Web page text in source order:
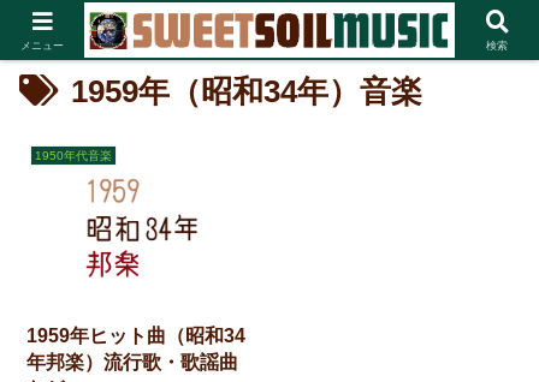
1959年（昭和34年）音楽
1950年代音楽
1959年ヒット曲（昭和34
年邦楽）流行歌・歌謡曲
メニュー 検索